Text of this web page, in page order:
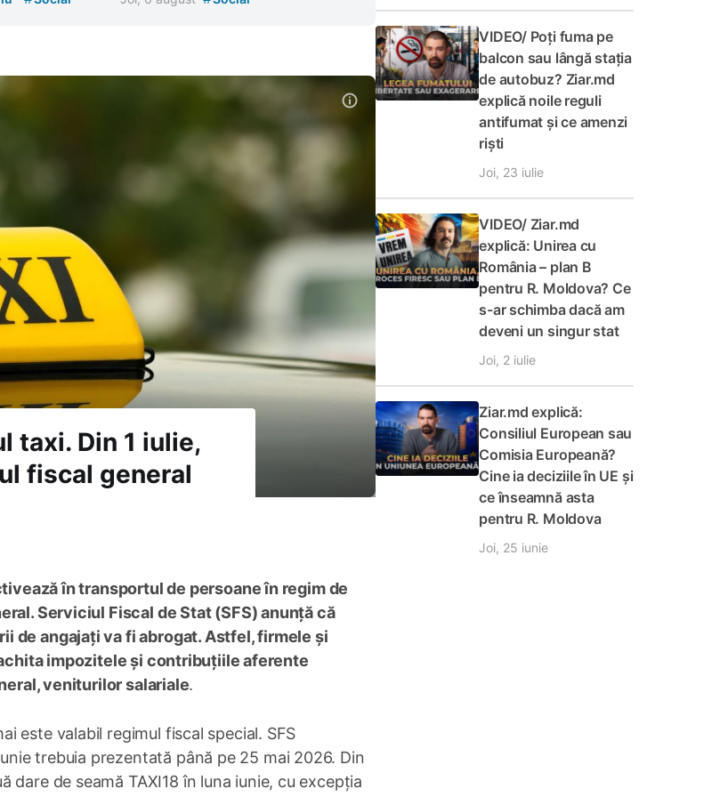
taxi. Din 1 iulie,
fiscal general
în transportul de persoane în regim de
Serviciul Fiscal de Stat (SFS) anunță că
de angajați va fi abrogat. Astfel, firmele și
impozitele și contribuțiile aferente
veniturilor salariale.
este valabil regimul fiscal special. SFS
trebuia prezentată până pe 25 mai 2026. Din
de seamă TAXI18 în luna iunie, cu excepția
VIDEO/ Poți fuma pe
balcon sau lângă stația
de autobuz? Ziar.md
explică noile reguli
antifumat și ce amenzi
riști
Joi, 23 iulie
VIDEO/ Ziar.md
explică: Unirea cu
România – plan B
pentru R. Moldova? Ce
s-ar schimba dacă am
deveni un singur stat
Joi, 2 iulie
Ziar.md explică:
Consiliul European sau
Comisia Europeană?
Cine ia deciziile în UE și
ce înseamnă asta
pentru R. Moldova
Joi, 25 iunie